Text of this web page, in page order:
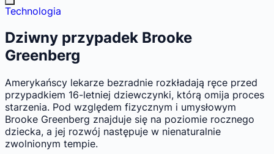
Technologia
Dziwny przypadek Brooke
Greenberg
Amerykańscy lekarze bezradnie rozkładają ręce przed
przypadkiem 16-letniej dziewczynki, którą omija proces
starzenia. Pod względem fizycznym i umysłowym
Brooke Greenberg znajduje się na poziomie rocznego
dziecka, a jej rozwój następuje w nienaturalnie
zwolnionym tempie.